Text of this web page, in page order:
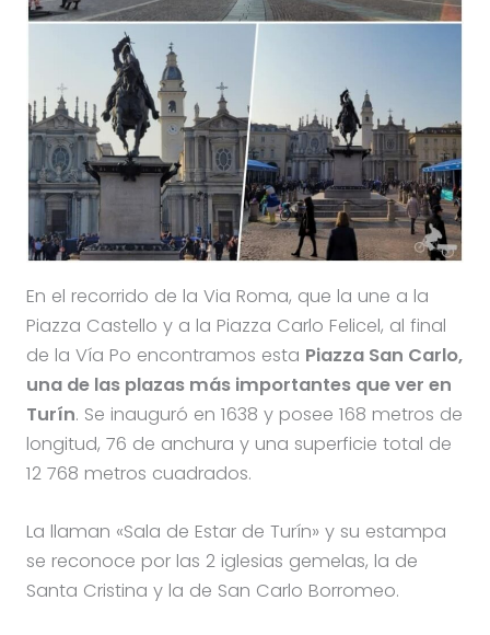
En el recorrido de la Via Roma, que la une a la
Piazza Castello y a la Piazza Carlo Felicel, al final
de la Vía Po encontramos esta Piazza San Carlo,
una de las plazas más importantes que ver en
Turín. Se inauguró en 1638 y posee 168 metros de
longitud, 76 de anchura y una superficie total de
12 768 metros cuadrados.
La llaman «Sala de Estar de Turín» y su estampa
se reconoce por las 2 iglesias gemelas, la de
Santa Cristina y la de San Carlo Borromeo.